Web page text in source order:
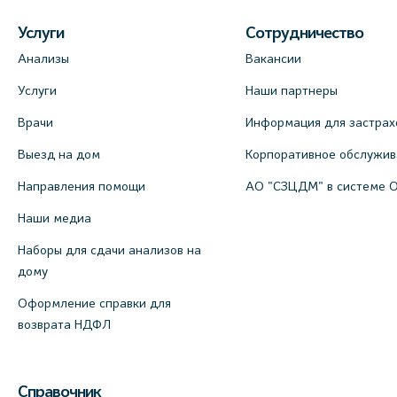
Услуги
Анализы
Услуги
Врачи
Выезд на дом
Направления помощи
Наши медиа
Наборы для сдачи анализов на
дому
Оформление справки для
возврата НДФЛ
Справочник
Сотрудничество
Вакансии
Наши партнеры
Информация для
Корпоративное
АО "СЗЦДМ" в системе